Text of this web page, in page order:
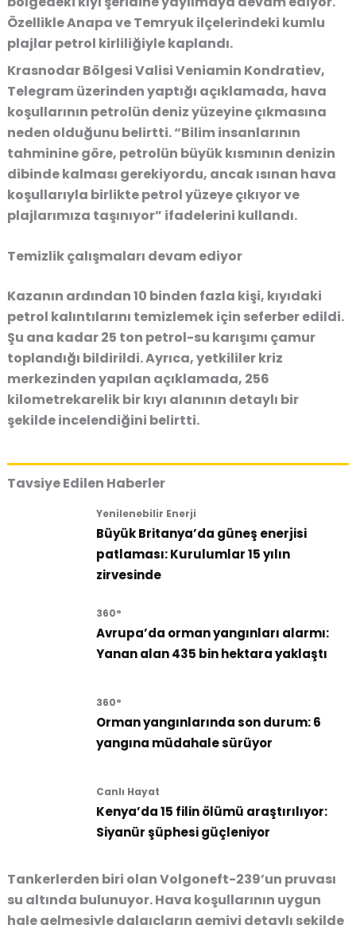
Özellikle Anapa ve Temryuk ilçelerindeki kumlu
plajlar petrol kirliliğiyle kaplandı.
Krasnodar Bölgesi ValisiVeniamin Kondratiev,
Telegram üzerinden yaptığı açıklamada, hava
koşullarının petrolün deniz yüzeyine çıkmasına
neden olduğunu belirtti. “Bilim insanlarının
tahminine göre, petrolün büyük kısmının denizin
dibinde kalması gerekiyordu, ancak ısınan hava
koşullarıyla birlikte petrol yüzeye çıkıyor ve
plajlarımıza taşınıyor” ifadelerini kullandı.
Temizlik çalışmaları devam ediyor
Kazanın ardından10 binden fazla kişi, kıyıdaki
petrol kalıntılarını temizlemek için seferber edildi.
Şu ana kadar25 ton petrol-su karışımı çamur
toplandığı bildirildi. Ayrıca, yetkililer kriz
merkezinden yapılan açıklamada, 256
kilometrekarelik bir kıyı alanının detaylı bir
şekilde incelendiğini belirtti.
Tavsiye Edilen Haberler
Yenilenebilir Enerji
Büyük Britanya’da güneş enerjisi
patlaması: Kurulumlar 15 yılın
zirvesinde
360°
Avrupa’da orman yangınları alarmı:
Yanan alan 435 bin hektara yaklaştı
360°
Orman yangınlarında son durum: 6
yangına müdahale sürüyor
Canlı Hayat
Kenya’da 15 filin ölümü araştırılıyor:
Siyanür şüphesi güçleniyor
Tankerlerden biri olanVolgoneft-239’un pruvası
su altında bulunuyor. Hava koşullarının uygun
hale gelmesiyle dalgıçların gemiyi detaylı şekilde